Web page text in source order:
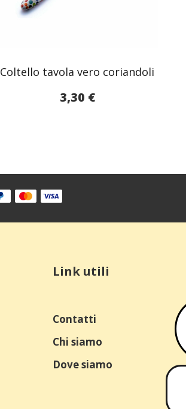
Coltello tavola vero coriandoli
3,30 €
Link utili
Contatti
Chi siamo
Dove siamo